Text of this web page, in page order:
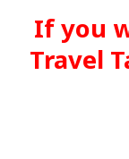
If you
Travel